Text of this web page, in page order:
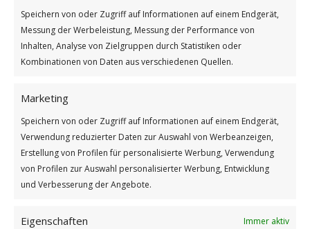
Speichern von oder Zugriff auf Informationen auf einem Endgerät,
Messung der Werbeleistung, Messung der Performance von
Inhalten, Analyse von Zielgruppen durch Statistiken oder
Kombinationen von Daten aus verschiedenen Quellen.
Marketing
Speichern von oder Zugriff auf Informationen auf einem Endgerät,
Verwendung reduzierter Daten zur Auswahl von Werbeanzeigen,
Erstellung von Profilen für personalisierte Werbung, Verwendung
von Profilen zur Auswahl personalisierter Werbung, Entwicklung
und Verbesserung der Angebote.
Eigenschaften
Immer aktiv
Weiterlesen
Wie findest du diesen Beitrag?
[Total:2
4. NOVEMBER 2025
Die für nichts stehen
GUTEN MORGEN